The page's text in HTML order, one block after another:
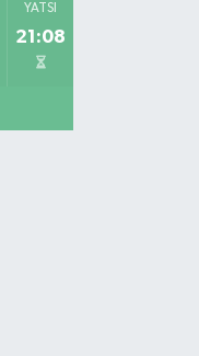
YATSI
21:08